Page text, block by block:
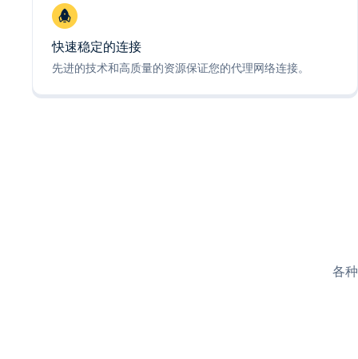
快速稳定的连接
先进的技术和高质量的资源保证您的代理网络连接。
各